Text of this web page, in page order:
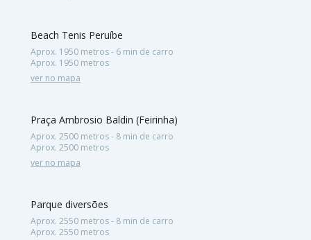
Beach Tenis Peruíbe
Aprox. 1950 metros - 6 min de carro
Aprox. 1950 metros
ver no mapa
Praça Ambrosio Baldin (Feirinha)
Aprox. 2500 metros - 8 min de carro
Aprox. 2500 metros
ver no mapa
Parque diversões
Aprox. 2550 metros - 8 min de carro
Aprox. 2550 metros